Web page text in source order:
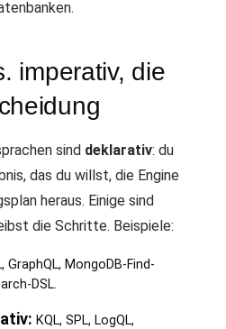
imperativ, die
sind deklarativ: du
das du willst, die Engine
heraus. Einige sind
die Schritte. Beispiele:
GraphQL, MongoDB-Find-
DSL.
KQL, SPL, LogQL,